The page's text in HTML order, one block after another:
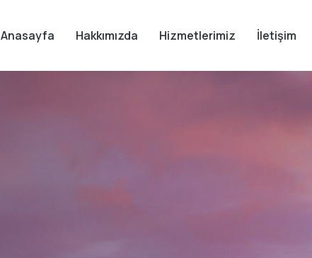
Anasayfa Hakkımızda Hizmetlerimiz İletişim